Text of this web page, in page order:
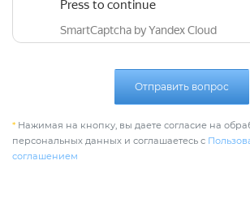
Отправить вопрос
* Нажимая на кнопку, вы даете согласие на
персональных данных и соглашаетесь с
соглашением